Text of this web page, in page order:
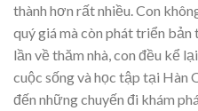
thành hơn rất nhiều. Con
quý giá mà còn phát triển
lần về thăm nhà, con đều kể
cuộc sống và học tập tại
đến những chuyến đi khám